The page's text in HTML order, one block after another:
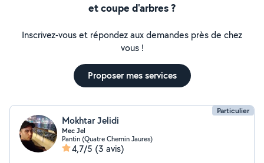
et coupe d'arbres ?
Inscrivez-vous et répondez aux demandes près de chez
vous !
Proposer mes services
Particulier
Mokhtar Jelidi
Mec Jel
Pantin (Quatre Chemin Jaures)
4,7/5 (3 avis)